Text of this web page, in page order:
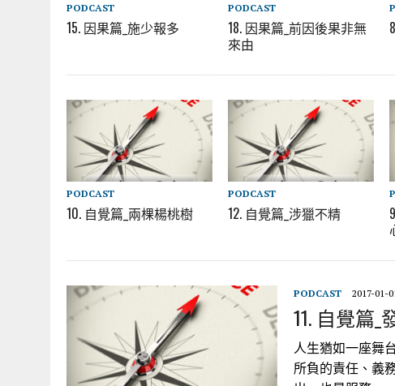
PODCAST
15. 因果篇_施少報多
PODCAST
18. 因果篇_前因後果非無
來由
PODCAST
10. 自覺篇_兩棵楊桃樹
PODCAST
12. 自覺篇_涉獵不精
PODCAST 2017-01-
11. 自覺篇
人生猶如一座舞
所負的責任、義